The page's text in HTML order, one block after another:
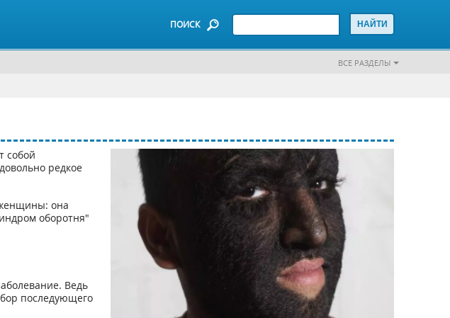
ПОИСК
ВСЕ РАЗДЕЛЫ
собой
редкое
она
оборотня"
Ведь
последующего